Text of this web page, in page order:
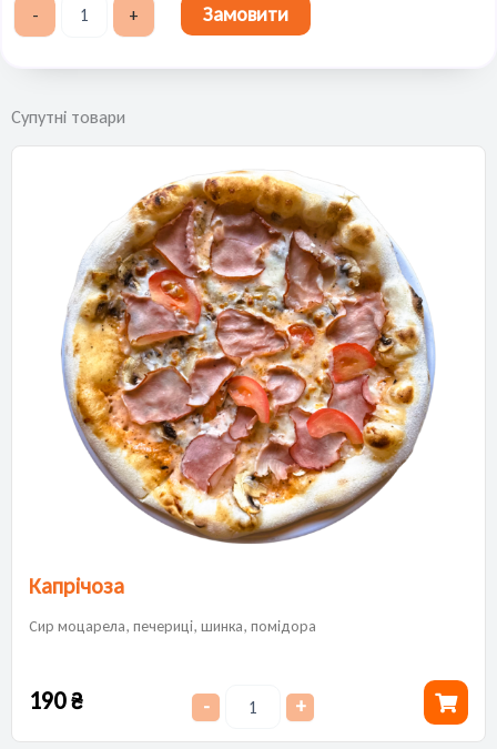
- + Замовити
Супутні товари
Капрічоза
Сир моцарела, печериці, шинка, помідора
190₴ - +